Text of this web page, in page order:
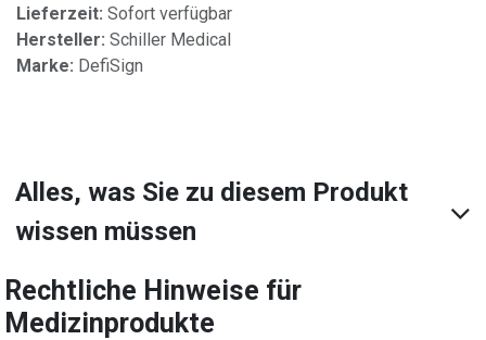
Lieferzeit: Sofort verfügbar
Hersteller: Schiller Medical
Marke: DefiSign
Alles, was Sie zu diesem Produkt
wissen müssen
Rechtliche Hinweise für
Medizinprodukte